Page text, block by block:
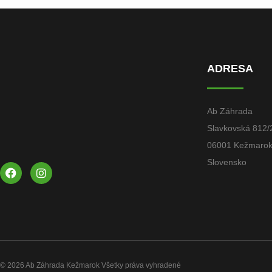
ADRESA
Ab Záhrada
Slavkovská 812/
06001 Kežmarok
Slovensko
© 2026 Ab Záhrada Kežmarok Všetky práva vyhradené